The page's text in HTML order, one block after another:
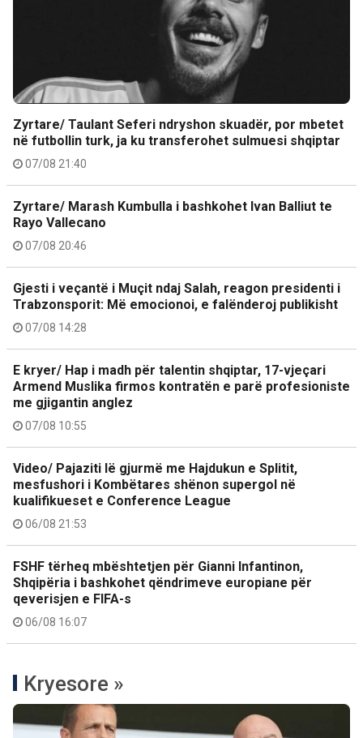
Zyrtare/ Taulant Seferi ndryshon skuadër, por mbetet
në futbollin turk, ja ku transferohet sulmuesi shqiptar
07/08 21:40
Zyrtare/ Marash Kumbulla i bashkohet Ivan Balliut te
Rayo Vallecano
07/08 20:46
Gjesti i veçantë i Muçit ndaj Salah, reagon presidenti i
Trabzonsporit: Më emocionoi, e falënderoj publikisht
07/08 14:28
E kryer/ Hap i madh për talentin shqiptar, 17-vjeçari
Armend Muslika firmos kontratën e parë profesioniste
me gjigantin anglez
07/08 10:55
Video/ Pajaziti lë gjurmë me Hajdukun e Splitit,
mesfushori i Kombëtares shënon supergol në
kualifikueset e Conference League
06/08 21:53
FSHF tërheq mbështetjen për Gianni Infantinon,
Shqipëria i bashkohet qëndrimeve europiane për
qeverisjen e FIFA-s
06/08 16:07
Kryesore »